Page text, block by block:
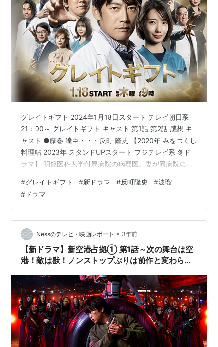
グレイトギフト 2024年1月18日スタート テレビ朝日系
21：00～ グレイトギフト キャスト 第1話 第2話 感想 キ
ャスト ●藤巻 達臣・・・反町 隆史 【2020年 みをつくし
料理帖 2023年 スタンドUPスタート フジテレビ系 冬ド
ラマ】 明鏡医科大学付属病院の病理医。妻が同病院に入
木 穂希・・・波瑠 【2023年 アナログ こっち向いてよ向
井くん 日本テレビ 夏ドラマ】 検査技師で周囲の人間と
はソリが合わず、ズレていることが多々ある。 第1話
2024年1月18日放送 1話で印象に残った俳優と言うと、
心臓外科医であり藤巻の同期…
#グレイトギフト #新ドラマ #反町隆史 #波瑠
# ドラマ
Nessのテレビ・映画レポート • 3年前
【新ドラマ】新空港占拠① 第1話～次の舞台は空
港！敵は獣！ノンストップぶりは前作と変わらず